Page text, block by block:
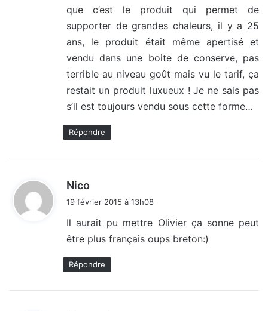
que c’est le produit qui permet de
supporter de grandes chaleurs, il y a 25
ans, le produit était même apertisé et
vendu dans une boite de conserve, pas
terrible au niveau goût mais vu le tarif, ça
restait un produit luxueux ! Je ne sais pas
s’il est toujours vendu sous cette forme…
Répondre
Nico
:
19 février 2015 à 13h08
Il aurait pu mettre Olivier ça sonne peut
être plus français oups breton:)
Répondre